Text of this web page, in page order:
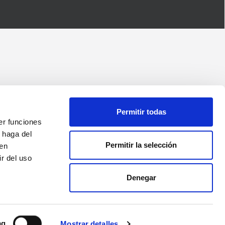
funciones
del
del uso
Permitir todas
Permitir la selección
Denegar